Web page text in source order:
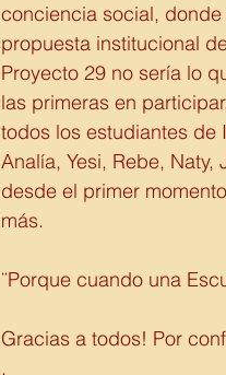
conciencia social,
propuesta institucional
Proyecto 29 no sería lo
las primeras en
todos los estudiantes de
Analía, Yesi, Rebe,
desde el primer
más.
¨Porque cuando una
Gracias a todos! Por
.